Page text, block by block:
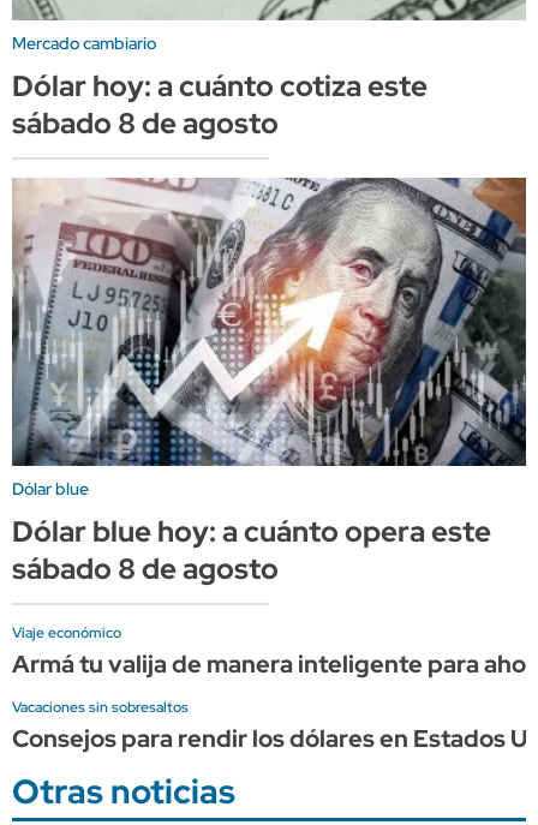
Mercado cambiario
Dólar hoy: a cuánto cotiza este
sábado 8 de agosto
Dólar blue
Dólar blue hoy: a cuánto opera este
sábado 8 de agosto
Viaje económico
Armá tu valija de manera inteligente para
Vacaciones sin sobresaltos
Consejos para rendir los dólares en Estados
Otras noticias